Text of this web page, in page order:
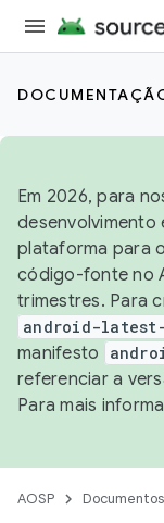
Em 2026, para
desenvolvimento
plataforma para
código-fonte no
trimestres. Para
android-
manifesto
referenciar a
Para mais
AOSP Documentos